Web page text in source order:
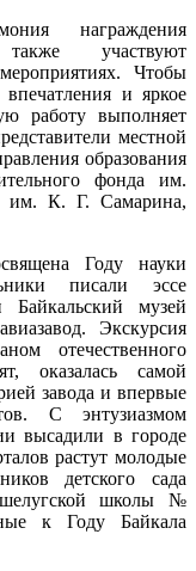
награждения
также участвуют
Чтобы
и яркое
работу выполняет
местной
образования
фонда им.
им. К. Г. Самарина,
Году науки
писали эссе
Байкальский музей
Экскурсия
отечественного
оказалась самой
завода и впервые
С энтузиазмом
высадили в городе
растут молодые
детского сада
школы №
к Году Байкала